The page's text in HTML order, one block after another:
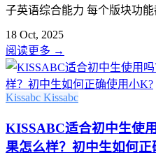
子英语综合能力 每个版块功能
18 Oct, 2025
阅读更多 →
Kissabc Kissabc
KISSABC适合初中生使
果怎么样？初中生如何